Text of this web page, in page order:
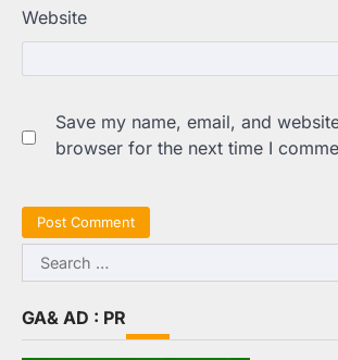
Website
Save my name, email, and
browser for the next time I
Search
for:
GA& AD : PR